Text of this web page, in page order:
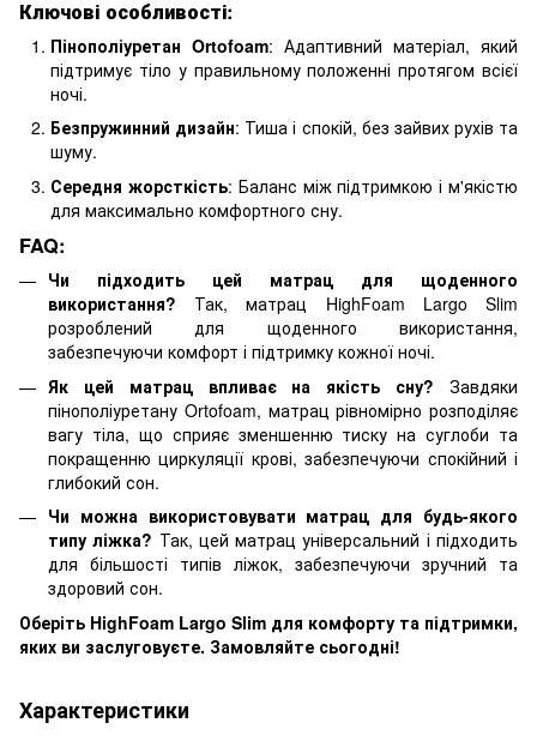
Ключові особливості:
Пінополіуретан Ortofoam: Адаптивний матеріал, який
підтримує тіло у правильному положенні протягом всієї
ночі.
Безпружинний дизайн: Тиша і спокій, без зайвих рухів та
шуму.
Середня жорсткість: Баланс між підтримкою і м'якістю
для максимально комфортного сну.
FAQ:
Чи підходить цей матрац для щоденного
використання? Так, матрац HighFoam Largo Slim
розроблений для щоденного використання,
забезпечуючи комфорт і підтримку кожної ночі.
Як цей матрац впливає на якість сну? Завдяки
пінополіуретану Ortofoam, матрац рівномірно розподіляє
вагу тіла, що сприяє зменшенню тиску на суглоби та
покращенню циркуляції крові, забезпечуючи спокійний і
глибокий сон.
Чи можна використовувати матрац для будь-якого
типу ліжка? Так, цей матрац універсальний і підходить
для більшості типів ліжок, забезпечуючи зручний та
здоровий сон.
Оберіть HighFoam Largo Slim для комфорту та підтримки,
яких ви заслуговуєте. Замовляйте сьогодні!
Характеристики